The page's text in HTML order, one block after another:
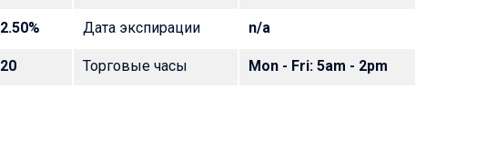
2.50% Дата экспирации n/a
20 Торговые часы Mon - Fri: 5am - 2pm